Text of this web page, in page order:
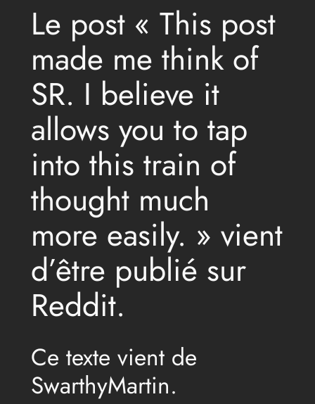
Le post « This post
made me think of
SR. I believe it
allows you to tap
into this train of
thought much
more easily. » vient
d’être publié sur
Reddit.
Ce texte vient de
SwarthyMartin.